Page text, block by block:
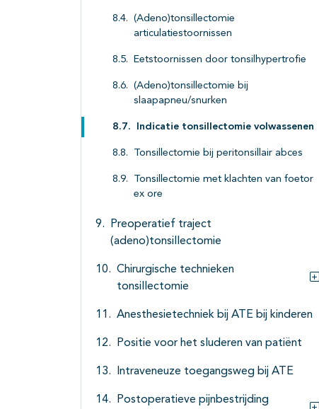
(Adeno)tonsillectomie
articulatiestoornissen
Eetstoornissen door tonsilhypertrofie
(Adeno)tonsillectomie bij
slaapapneu/snurken
Indicatie tonsillectomie volwassenen
Tonsillectomie bij peritonsillair abces
Tonsillectomie met klachten van foetor
ex ore
Preoperatief traject
(adeno)tonsillectomie
Chirurgische technieken
tonsillectomie
Anesthesietechniek bij ATE bij kinderen
Positie voor het sluderen van patiënt
Intraveneuze toegangsweg bij ATE
Postoperatieve pijnbestrijding